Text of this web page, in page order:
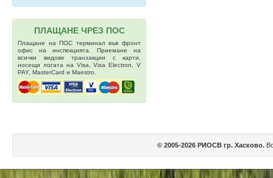
ПЛАЩАНЕ ЧРЕЗ ПОС
Плащане на ПОС терминал във фронт
офис на инспекцията. Приемане на
всички видове транзакции с карти,
носещи логата на Visa, Visa Electron, V
PAY, MasterCard и Maestro.
© 2005-2026 РИОСВ гр. Хасково.